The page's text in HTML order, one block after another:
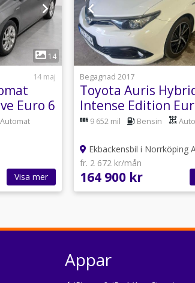
14
14 maj
Euro 6
Automat
Visa mer
1
Begagnad 2017
Toyota Auris
Intense Edition
9 652 mil Bensin
Ekbackensbil i Norrköping
fr. 2 672 kr/mån
164 900 kr
Appar